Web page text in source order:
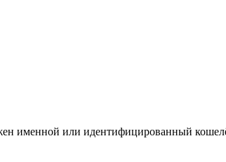
именной или идентифицированный